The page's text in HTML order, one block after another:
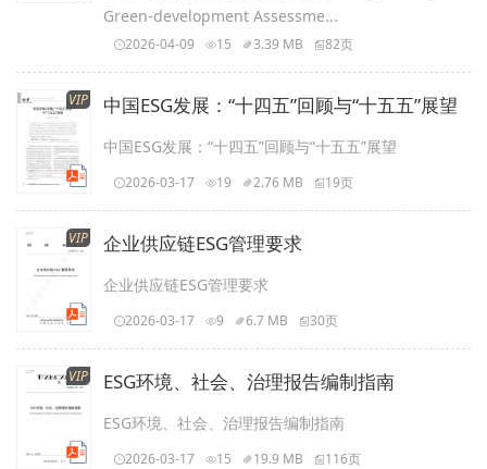
Green-development Assessme...
2026-04-09 15 3.39 MB 82页
VIP 中国ESG发展：“十四五”回顾与“十五五”展望
中国ESG发展：“十四五”回顾与“十五五”展望
2026-03-17 19 2.76 MB 19页
VIP 企业供应链ESG管理要求
企业供应链ESG管理要求
2026-03-17 9 6.7 MB 30页
VIP ESG环境、社会、治理报告编制指南
ESG环境、社会、治理报告编制指南
2026-03-17 15 19.9 MB 116页